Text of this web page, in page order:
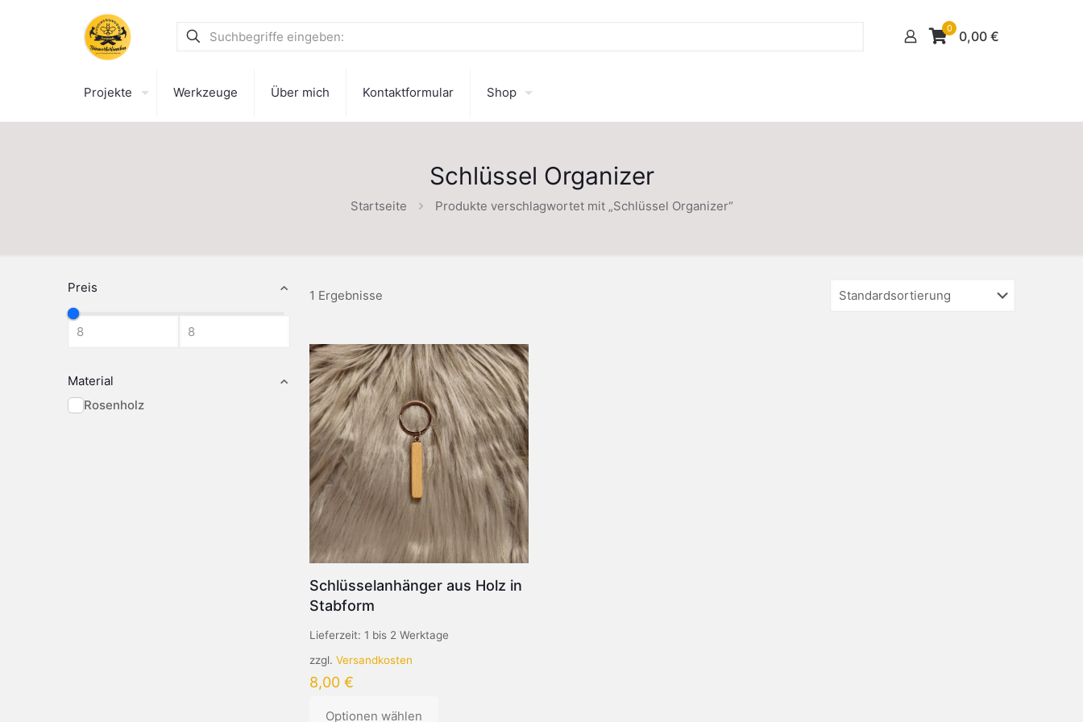
0 0,00 €
Projekte Werkzeuge Über mich Kontaktformular Shop
Schlüssel Organizer
Startseite Produkte verschlagwortet mit „Schlüssel Organizer“
Preis
Material
Rosenholz
1 Ergebnisse
Schlüsselanhänger aus Holz in
Stabform
Lieferzeit: 1 bis 2 Werktage
zzgl. Versandkosten
8,00 €
Optionen wählen